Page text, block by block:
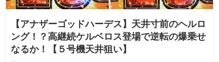
【アナザーゴッドハーデス】天井寸前のヘルロ
ング！？高継続ケルベロス登場で逆転の爆乗せ
なるか！【５号機天井狙い】